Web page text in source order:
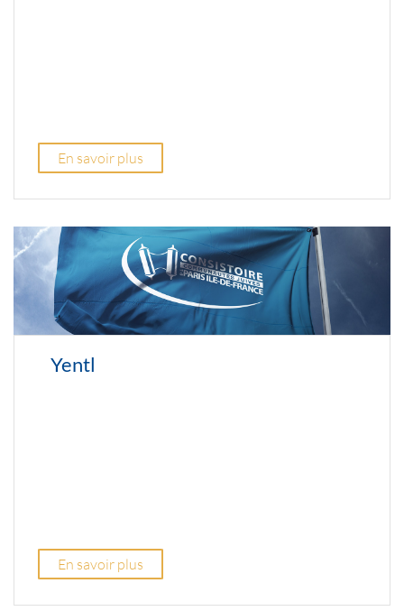
En savoir plus
Yentl
En savoir plus